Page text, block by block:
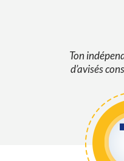
Ton
d’avisés